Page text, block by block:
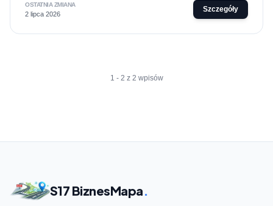
OSTATNIA ZMIANA
2 lipca 2026
Szczegóły
1 - 2 z 2 wpisów
S17 BiznesMapa.